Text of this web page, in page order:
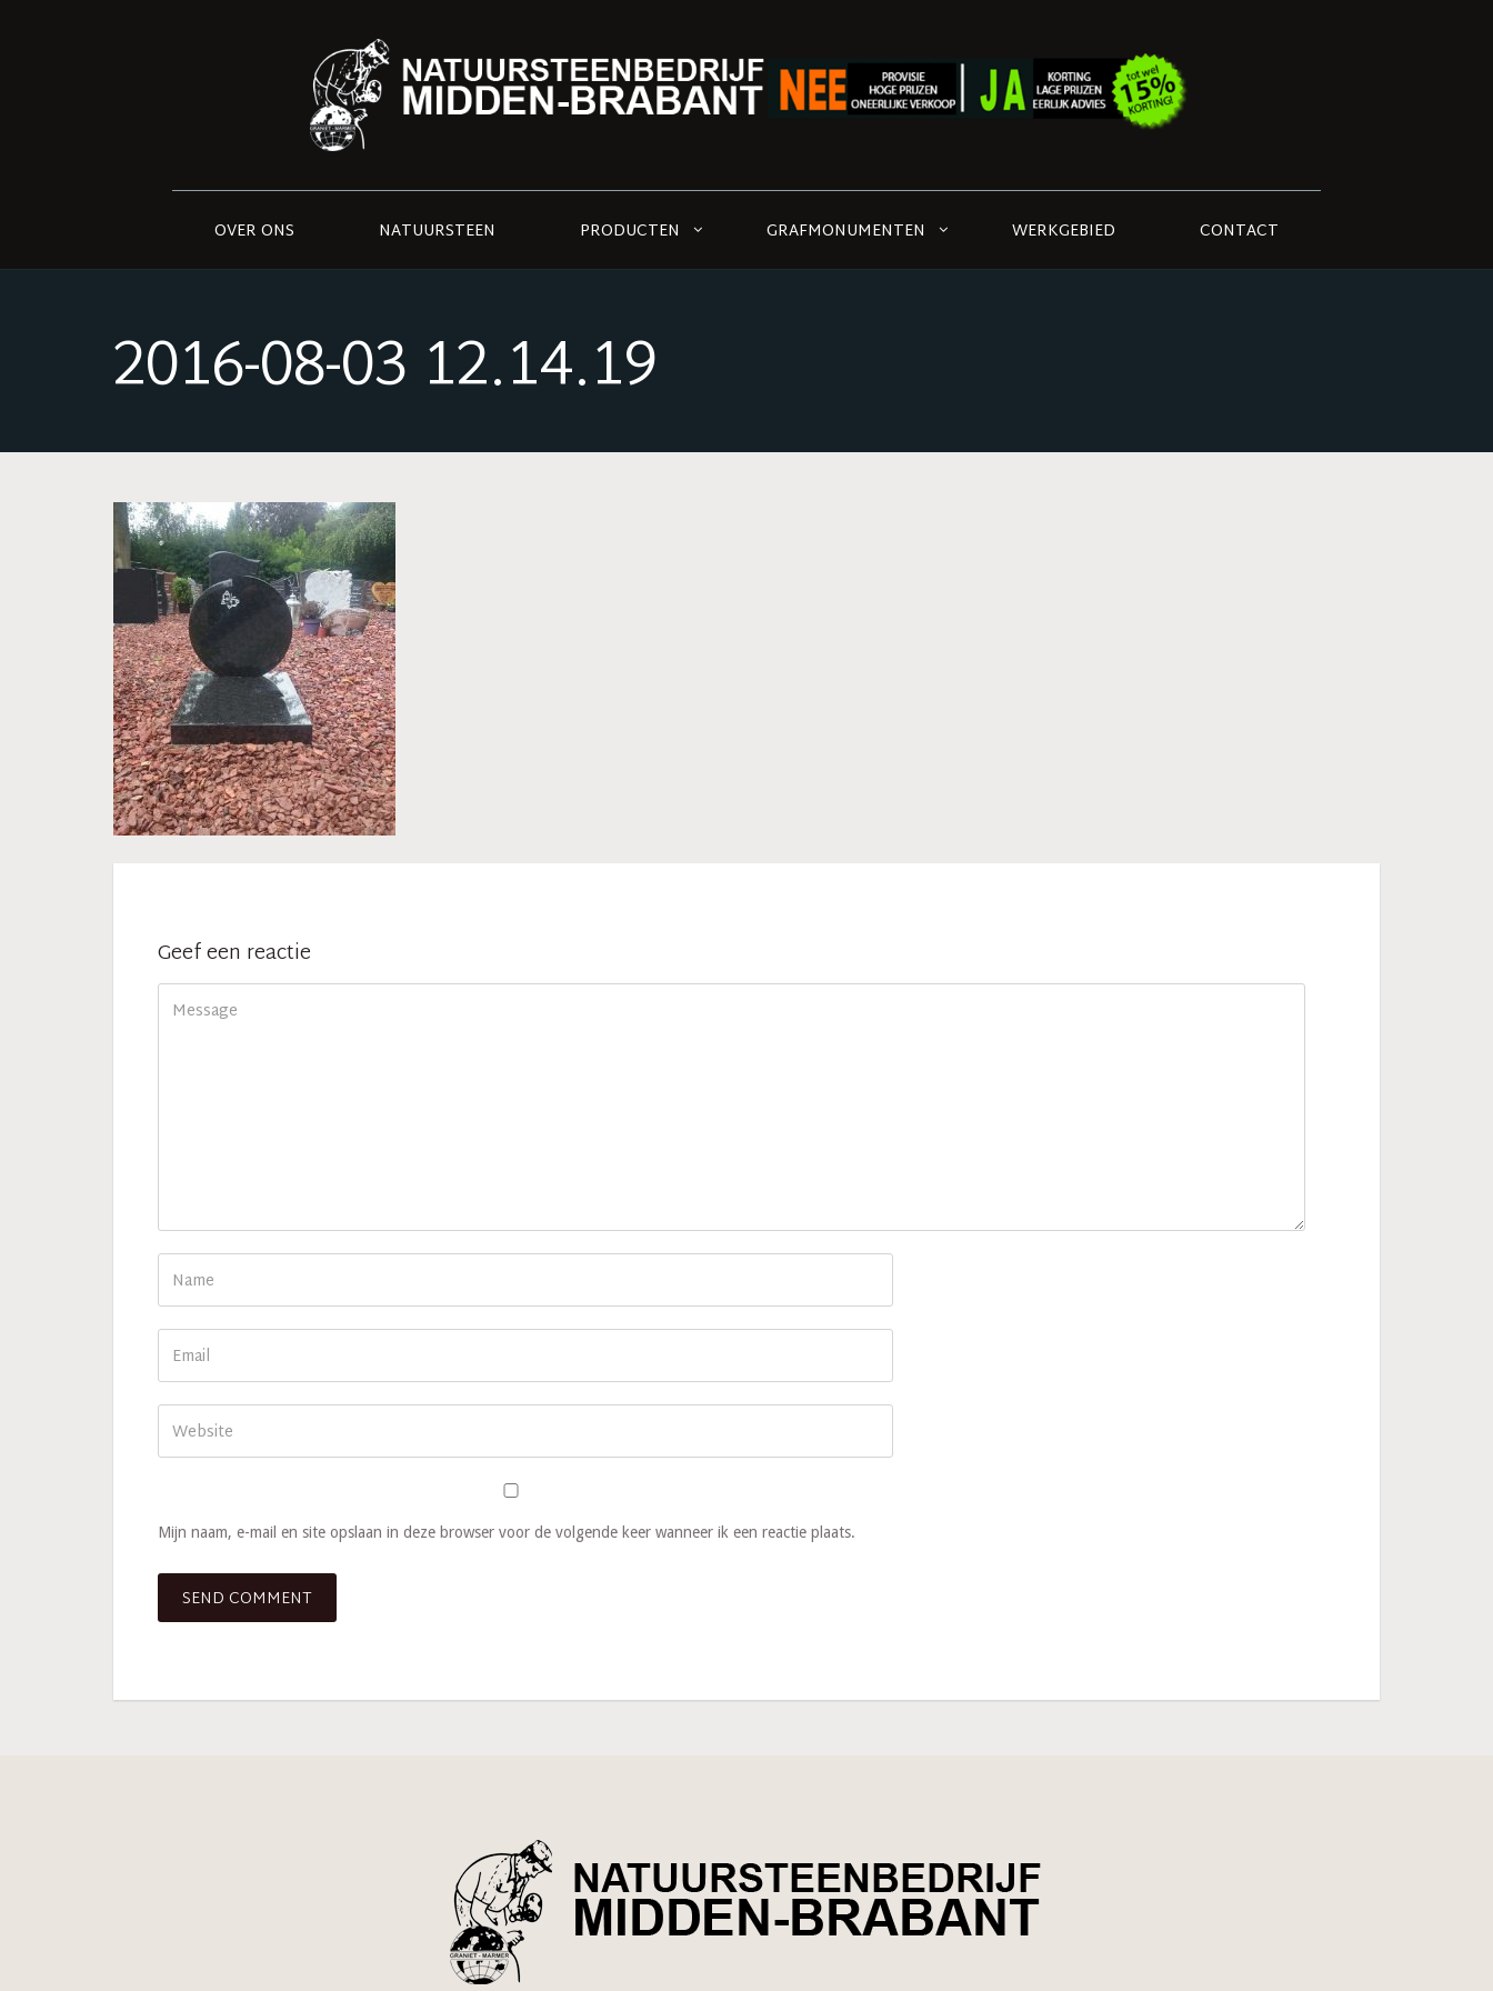
OVER ONS NATUURSTEEN PRODUCTEN GRAFMONUMENTEN WERKGEBIED CONTACT
2016-08-03 12.14.19
Geef een reactie
Mijn naam, e-mail en site opslaan in deze browser voor de volgende keer wanneer ik een reactie plaats.